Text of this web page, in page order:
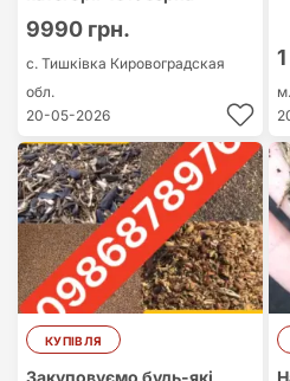
9990 грн.
с. Тишківка Кировоградская
обл.
20-05-2026
КУПІВЛЯ
Закуповуємо будь-які